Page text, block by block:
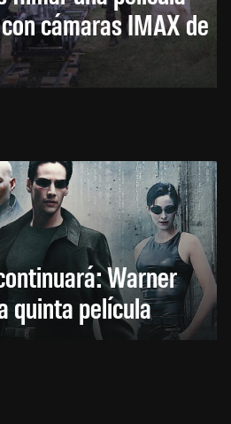
cámaras IMAX de
Warner
quinta película